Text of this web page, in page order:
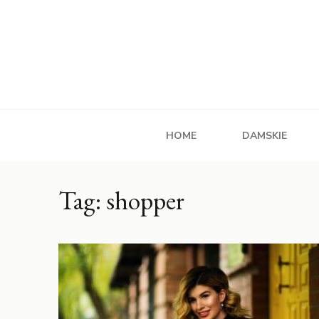
HOME DAMSKIE
Tag: shopper